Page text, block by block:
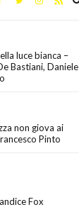
luce bianca –
Bastiani, Daniele
non giova ai
Pinto
Fox